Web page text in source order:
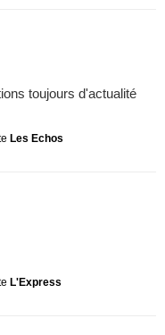
toujours d'actualité
Les Echos
L'Express